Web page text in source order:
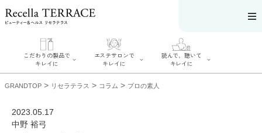
こだわりの製品で
キレイに
エステサロンで
キレイに
読んで、聴いて
キレイに
GRANDTOP > リセラテラス > コラム > プロの素人
2023.05.17
中野 裕弓